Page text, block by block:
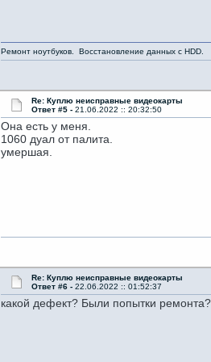
Ремонт ноутбуков. Восстановление данных с HDD.
Re: Куплю неисправные видеокарты
Ответ #5 - 21.06.2022 :: 20:32:50
Она есть у меня.
1060 дуал от палита.
умершая.
Re: Куплю неисправные видеокарты
Ответ #6 - 22.06.2022 :: 01:52:37
какой дефект? Были попытки